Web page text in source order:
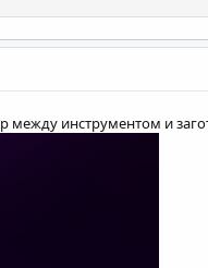
между инструментом и